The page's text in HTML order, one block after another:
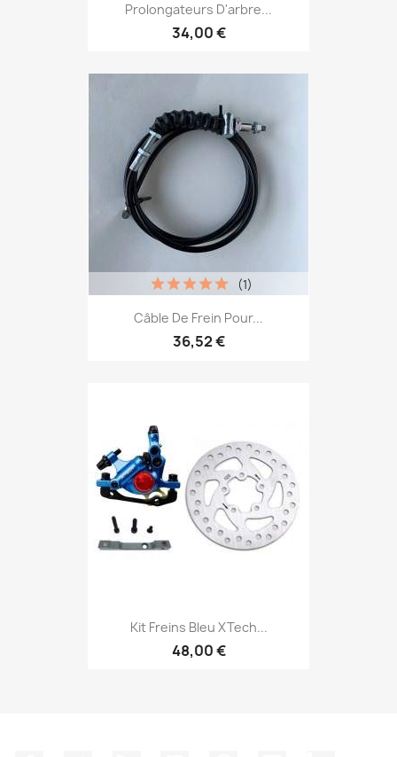
Prolongateurs D'arbre...
34,00 €
Câble De Frein Pour...
36,52 €
(1)
Kit Freins Bleu XTech...
48,00 €